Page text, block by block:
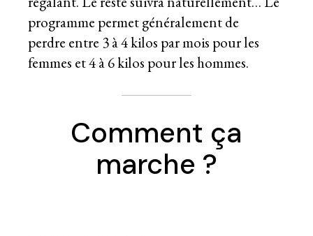
programme permet généralement de
perdre entre 3 à 4 kilos par mois pour les
femmes et 4 à 6 kilos pour les hommes.
Comment ça
marche ?